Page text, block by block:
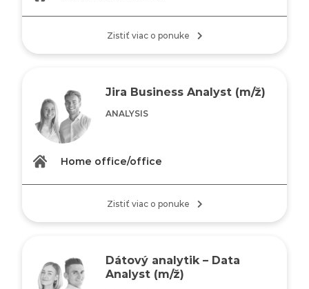
Zistiť viac o ponuke
Jira Business Analyst (m/ž)
ANALYSIS
Home office/office
Zistiť viac o ponuke
Dátový analytik – Data
Analyst (m/ž)